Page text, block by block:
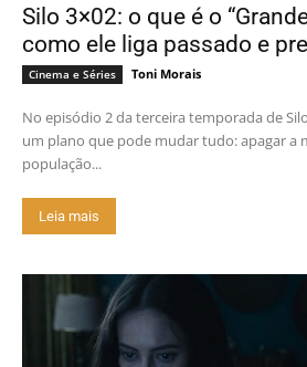
Silo 3×02: o que é o
como ele liga passado e
Cinema e Séries Toni Morais
No episódio 2 da terceira temporada de
um plano que pode mudar tudo: apagar a
população...
Leia mais